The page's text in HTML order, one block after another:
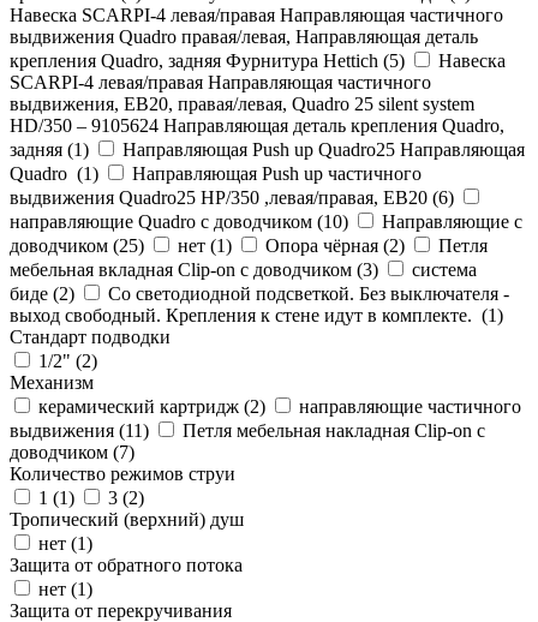
Навеска SCARPI-4 левая/правая Направляющая частичного
выдвижения Quadro правая/левая, Направляющая деталь
крепления Quadro, задняя Фурнитура Hettich (5)
Навеска
SCARPI-4 левая/правая Направляющая частичного
выдвижения, ЕВ20, правая/левая, Quadro 25 silent system
HD/350 – 9105624 Направляющая деталь крепления Quadro,
задняя (1)
Направляющая Push up Quadro25 Направляющая
Quadro (1)
Направляющая Push up частичного
выдвижения Quadro25 НР/350 ,левая/правая, ЕВ20 (6)
направляющие Quadro с доводчиком (10)
Направляющие с
доводчиком (25) нет (1) Опора чёрная (2)
Петля
мебельная вкладная Clip-on с доводчиком (3)
система
биде (2)
Со светодиодной подсветкой. Без выключателя -
выход свободный. Крепления к стене идут в комплекте. (1)
Стандарт подводки
1/2" (2)
Механизм
керамический картридж (2)
направляющие частичного
выдвижения (11)
Петля мебельная накладная Clip-on с
доводчиком (7)
Количество режимов струи
1 (1) 3 (2)
Тропический (верхний) душ
нет (1)
Защита от обратного потока
нет (1)
Защита от перекручивания